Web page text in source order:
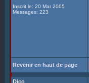
Inscrit le: 20 Mar 2005
Messages: 223
Revenir en haut de page
Dico